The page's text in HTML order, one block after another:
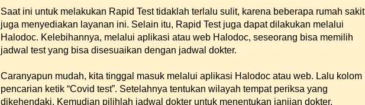
Saat ini untuk melakukan Rapid Test tidaklah terlalu sulit, karena beberapa rumah sakit
juga menyediakan layanan ini. Selain itu, Rapid Test juga dapat dilakukan melalui
Halodoc. Kelebihannya, melalui aplikasi atau web Halodoc, seseorang bisa memilih
jadwal test yang bisa disesuaikan dengan jadwal dokter.
Caranyapun mudah, kita tinggal masuk melalui aplikasi Halodoc atau web. Lalu kolom
pencarian ketik “Covid test”. Setelahnya tentukan wilayah tempat periksa yang
dikehendaki. Kemudian pilihlah jadwal dokter untuk menentukan janjian dokter.